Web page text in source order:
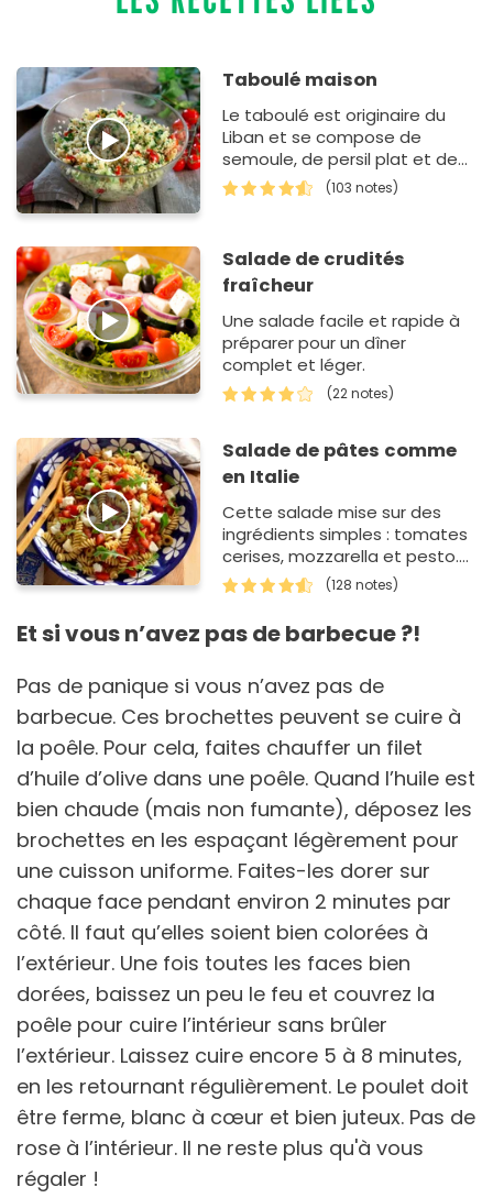
Taboulé maison
Le taboulé est originaire du
Liban et se compose de
semoule, de persil plat et de
tomate. Notre version est un
peu différente. Nous
(103 notes)
Salade de crudités
fraîcheur
Une salade facile et rapide à
préparer pour un dîner
complet et léger.
(22 notes)
Salade de pâtes comme
en Italie
Cette salade mise sur des
ingrédients simples : tomates
cerises, mozzarella et pesto.
Elle rassemble les saveurs
classiques de l’Italie dans un
plat co…
(128 notes)
Et si vous n’avez pas de barbecue ?!
Pas de panique si vous n’avez pas de
barbecue. Ces brochettes peuvent se cuire à
la poêle. Pour cela, faites chauffer un filet
d’huile d’olive dans une poêle. Quand l’huile est
bien chaude (mais non fumante), déposez les
brochettes en les espaçant légèrement pour
une cuisson uniforme. Faites-les dorer sur
chaque face pendant environ 2 minutes par
côté. Il faut qu’elles soient bien colorées à
l’extérieur. Une fois toutes les faces bien
dorées, baissez un peu le feu et couvrez la
poêle pour cuire l’intérieur sans brûler
l’extérieur. Laissez cuire encore 5 à 8 minutes,
en les retournant régulièrement. Le poulet doit
être ferme, blanc à cœur et bien juteux. Pas de
rose à l’intérieur. Il ne reste plus qu'à vous
régaler !